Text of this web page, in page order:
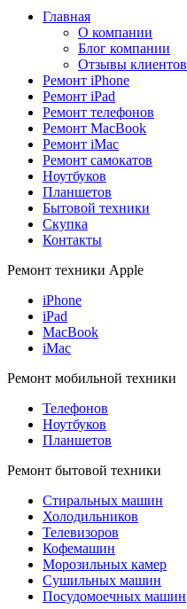
Главная
О компании
Блог компании
Отзывы клиентов
Ремонт iPhone
Ремонт iPad
Ремонт телефонов
Ремонт MacBook
Ремонт iMac
Ремонт самокатов
Ноутбуков
Планшетов
Бытовой техники
Скупка
Контакты
Ремонт техники Apple
iPhone
iPad
MacBook
iMac
Ремонт мобильной техники
Телефонов
Ноутбуков
Планшетов
Ремонт бытовой техники
Стиральных машин
Холодильников
Телевизоров
Кофемашин
Морозильных камер
Сушильных машин
Посудомоечных машин